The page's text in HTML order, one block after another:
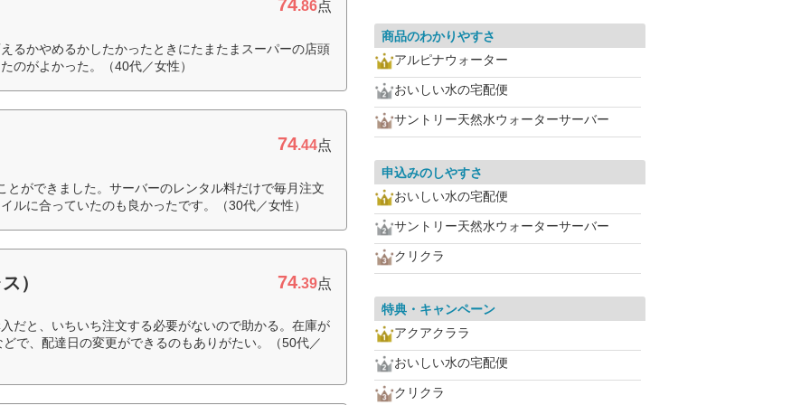
74.86点
るかやめるかしたかったときにたまたまスーパーの店頭
のがよかった。（40代／女性）
74.44点
とができました。サーバーのレンタル料だけで毎月注文
ルに合っていたのも良かったです。（30代／女性）
） 74.39点
だと、いちいち注文する必要がないので助かる。在庫が
で、配達日の変更ができるのもありがたい。（50代／
商品のわかりやすさ
アルピナウォーター
おいしい水の宅配便
サントリー天然水ウォーターサーバー
申込みのしやすさ
おいしい水の宅配便
サントリー天然水ウォーターサーバー
クリクラ
特典・キャンペーン
アクアクララ
おいしい水の宅配便
クリクラ